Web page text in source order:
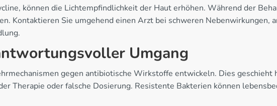
können die Lichtempfindlichkeit der Haut erhöhen. Während der
Kontaktieren Sie umgehend einen Arzt bei schweren Nebenwirkungen,
Umgang
gegen antibiotische Wirkstoffe entwickeln. Dies geschieht
Therapie oder falsche Dosierung. Resistente Bakterien können